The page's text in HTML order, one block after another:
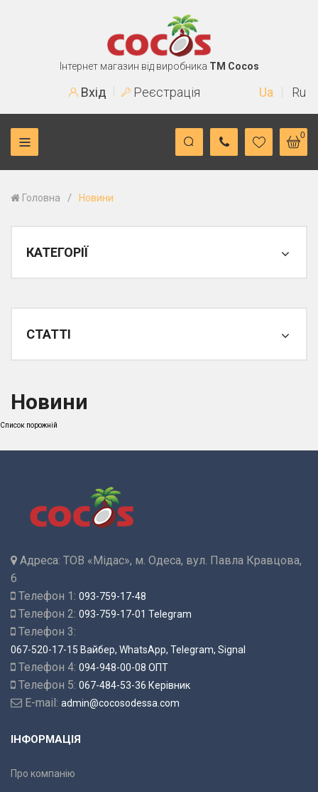
Інтернет магазин від виробника TM Cocos
Вхід Реєстрація Ua Ru
0
Головна / Новини
КАТЕГОРІЇ
СТАТТІ
Новини
Список порожній
Адреса: ТОВ «Мідас», м. Одеса, вул. Павла Кравцова,
6
Телефон 1: 093-759-17-48
Телефон 2: 093-759-17-01 Telegram
Телефон 3:
067-520-17-15 Вайбер, WhatsApp, Telegram, Signal
Телефон 4: 094-948-00-08 ОПТ
Телефон 5: 067-484-53-36 Керівник
E-mail: admin@cocosodessa.com
ІНФОРМАЦІЯ
Про компанію